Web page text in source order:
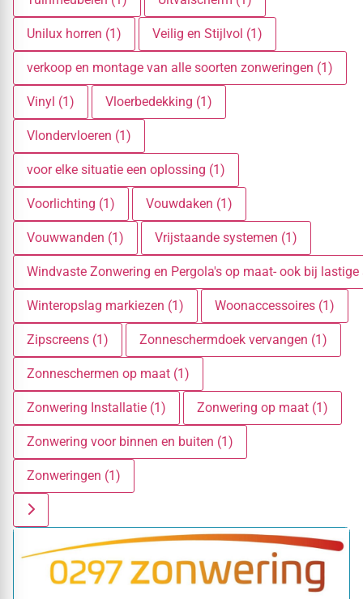
Unilux horren (1) Veilig en Stijlvol (1)
verkoop en montage van alle soorten zonweringen (1)
Vinyl (1) Vloerbedekking (1)
Vlondervloeren (1)
voor elke situatie een oplossing (1)
Voorlichting (1) Vouwdaken (1)
Vouwwanden (1) Vrijstaande systemen (1)
Windvaste Zonwering en Pergola's op maat- ook bij
Winteropslag markiezen (1) Woonaccessoires (1)
Zipscreens (1) Zonneschermdoek vervangen (1)
Zonneschermen op maat (1)
Zonwering Installatie (1) Zonwering op maat (1)
Zonwering voor binnen en buiten (1)
Zonweringen (1)